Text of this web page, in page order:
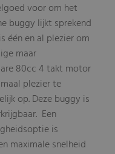
voor om het
buggy lijkt sprekend
één en al plezier om
maar
80cc 4 takt motor
plezier te
op. Deze buggy is
Een
is
maximale snelheid